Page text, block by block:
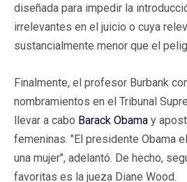
diseñada para impedir la
irrelevantes en el juicio o cuya
sustancialmente menor que el
Finalmente, el profesor Burbank
nombramientos en el Tribunal
llevar a cabo Barack Obama y
femeninas. "El presidente Obama
una mujer", adelantó. De hecho,
favoritas es la jueza Diane Wood.